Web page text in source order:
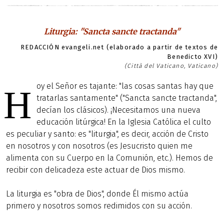
Liturgia: "Sancta sancte tractanda"
REDACCIÓN evangeli.net (elaborado a partir de textos de
Benedicto XVI)
(Città del Vaticano, Vaticano)
H
oy el Señor es tajante: "las cosas santas hay que
tratarlas santamente" ("Sancta sancte tractanda",
decían los clásicos). ¡Necesitamos una nueva
educación litúrgica! En la Iglesia Católica el culto
es peculiar y santo: es "liturgia", es decir, acción de Cristo
en nosotros y con nosotros (es Jesucristo quien me
alimenta con su Cuerpo en la Comunión, etc.). Hemos de
recibir con delicadeza este actuar de Dios mismo.
La liturgia es "obra de Dios", donde Él mismo actúa
primero y nosotros somos redimidos con su acción.